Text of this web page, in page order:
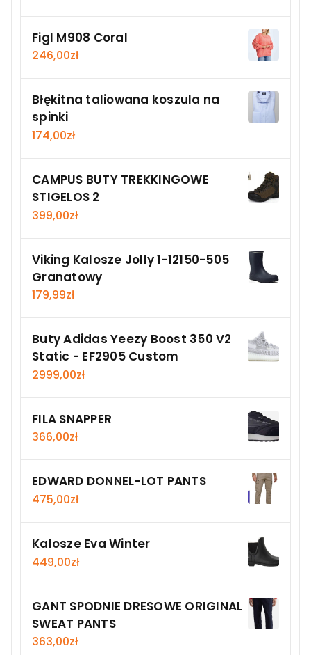
Figl M908 Coral
246,00zł
Błękitna taliowana koszula na
spinki
174,00zł
CAMPUS BUTY TREKKINGOWE
STIGELOS 2
399,00zł
Viking Kalosze Jolly 1-12150-505
Granatowy
179,99zł
Buty Adidas Yeezy Boost 350 V2
Static - EF2905 Custom
2999,00zł
FILA SNAPPER
366,00zł
EDWARD DONNEL-LOT PANTS
475,00zł
Kalosze Eva Winter
449,00zł
GANT SPODNIE DRESOWE ORIGINAL
SWEAT PANTS
363,00zł